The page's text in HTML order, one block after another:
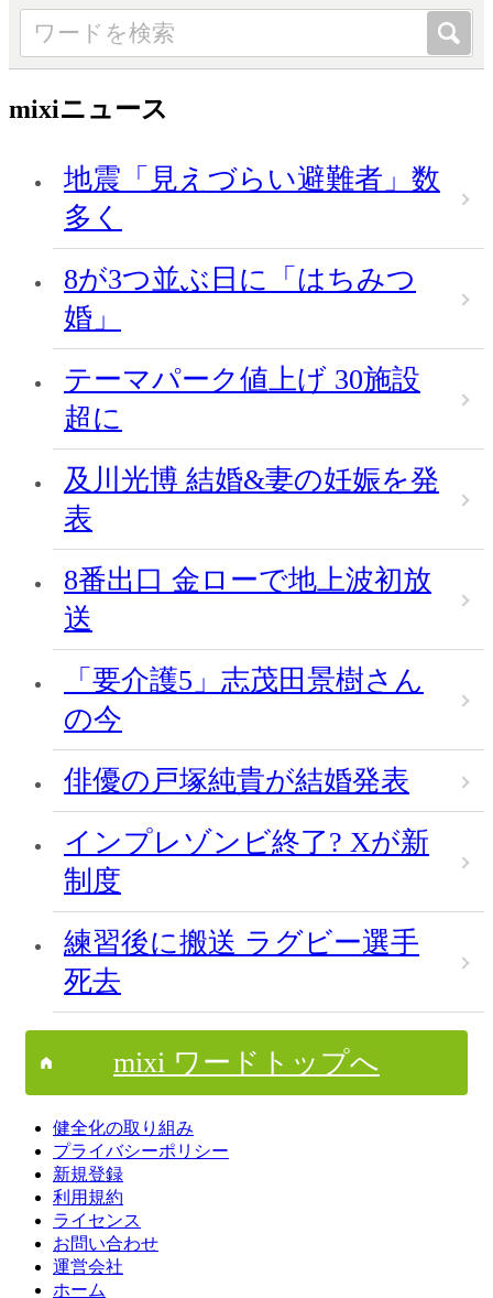
mixiニュース
地震「見えづらい避難者」数
多く
8が3つ並ぶ日に「はちみつ
婚」
テーマパーク値上げ 30施設
超に
及川光博 結婚&妻の妊娠を発
表
8番出口 金ローで地上波初放
送
「要介護5」志茂田景樹さん
の今
俳優の戸塚純貴が結婚発表
インプレゾンビ終了? Xが新
制度
練習後に搬送 ラグビー選手
死去
mixi ワードトップへ
健全化の取り組み
プライバシーポリシー
新規登録
利用規約
ライセンス
お問い合わせ
運営会社
ホーム